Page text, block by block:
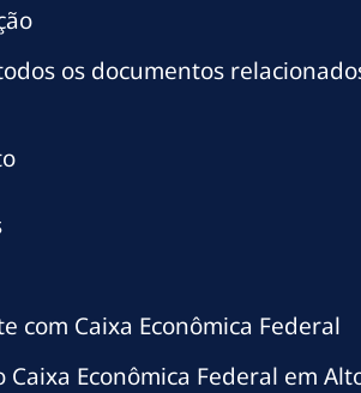
os documentos
com Caixa Econômica Federal
Econômica Federal em